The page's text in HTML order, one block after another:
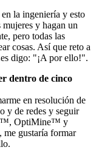
la ingeniería y esto
y hagan un
pero todas las
cosas. Así que reto a
digo: "¡A por ello!".
dentro de cinco
en resolución de
y de redes y seguir
OptiMine™ y
me gustaría formar